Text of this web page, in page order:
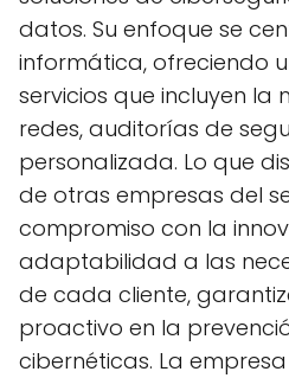
datos. Su enfoque se
informática, ofreciendo
servicios que incluyen la
redes, auditorías de
personalizada. Lo que
de otras empresas del
compromiso con la
adaptabilidad a las
de cada cliente,
proactivo en la
cibernéticas. La